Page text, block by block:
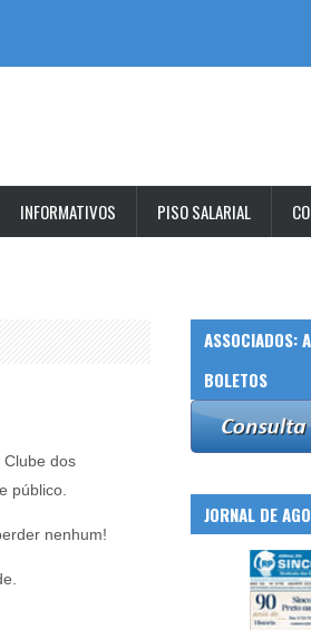
INFORMATIVOS PISO SALARIAL
dos
público.
nenhum!
ASSOCIADOS:
BOLETOS
JORNAL DE